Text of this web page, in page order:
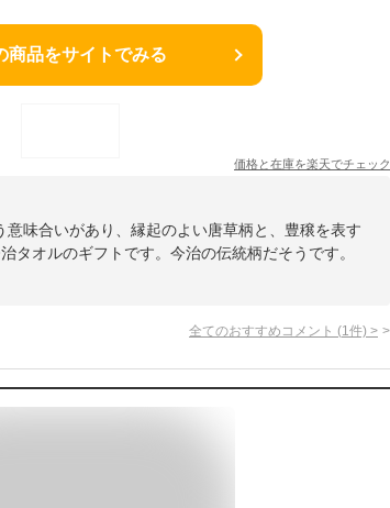
商品をサイトでみる
価格と在庫を楽天でチェック
味合いがあり、縁起のよい唐草柄と、豊穣を表す
タオルのギフトです。今治の伝統柄だそうです。
全てのおすすめコメント (1 件) >